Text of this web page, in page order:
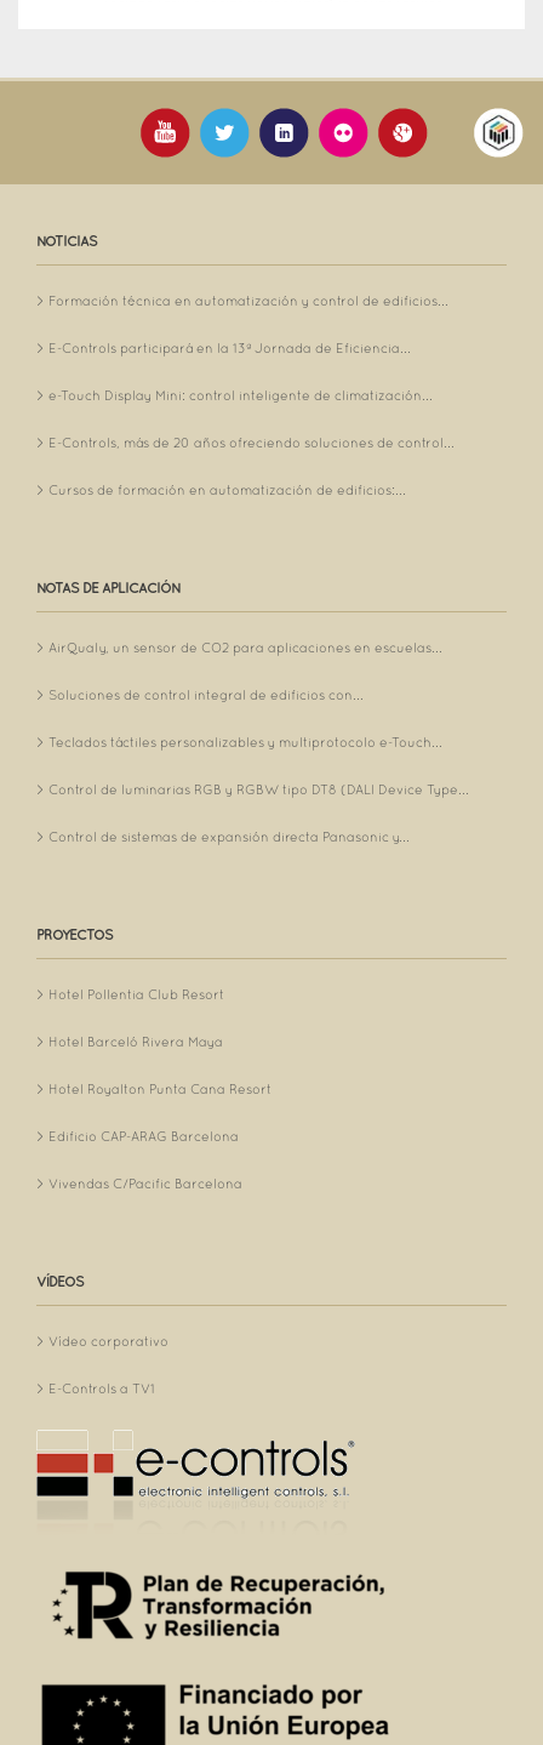
NOTICIAS
Formación técnica en automatización y control de edificios...
E-Controls participará en la 13ª Jornada de Eficiencia...
e-Touch Display Mini: control inteligente de climatización...
E-Controls, más de 20 años ofreciendo soluciones de control...
Cursos de formación en automatización de edificios:...
NOTAS DE APLICACIÓN
AirQualy, un sensor de CO2 para aplicaciones en escuelas...
Soluciones de control integral de edificios con...
Teclados táctiles personalizables y multiprotocolo e-Touch...
Control de luminarias RGB y RGBW tipo DT8 (DALI Device Type...
Control de sistemas de expansión directa Panasonic y...
PROYECTOS
Hotel Pollentia Club Resort
Hotel Barceló Rivera Maya
Hotel Royalton Punta Cana Resort
Edificio CAP-ARAG Barcelona
Vivendas C/Pacific Barcelona
VÍDEOS
Vídeo corporativo
E-Controls a TV1